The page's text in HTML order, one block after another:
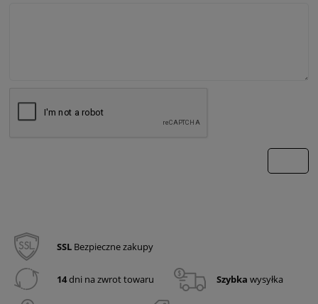
SSL Bezpieczne zakupy
14dni na zwrot towaru Szybka wysyłka